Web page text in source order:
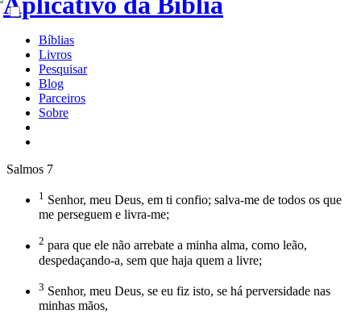
Bíblias
Livros
Pesquisar
Blog
Parceiros
Sobre
Salmos 7
1 Senhor, meu Deus, em ti confio; salva-me de todos os que
me perseguem e livra-me;
2 para que ele não arrebate a minha alma, como leão,
despedaçando-a, sem que haja quem a livre;
3 Senhor, meu Deus, se eu fiz isto, se há perversidade nas
minhas mãos,